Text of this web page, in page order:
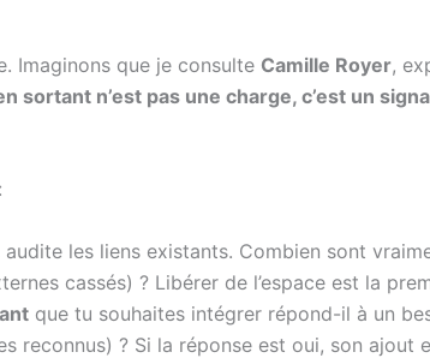
Imaginons que je consulte Camille Royer,
sortant n’est pas une charge, c’est un
les liens existants. Combien sont
cassés) ? Libérer de l’espace est la
que tu souhaites intégrer répond-il à un
reconnus) ? Si la réponse est oui, son ajout